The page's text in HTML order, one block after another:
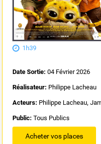
1h39
Date Sortie:04 Février 2026
Réalisateur: Philippe Lacheau
Acteurs: Philippe Lacheau,
Public:Tous Publics
Acheter vos places